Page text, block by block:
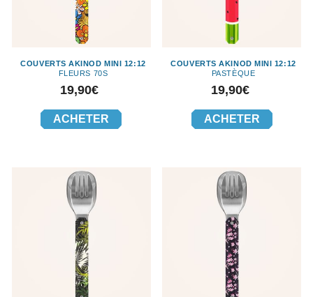
COUVERTS AKINOD MINI 12:12
FLEURS 70S
Prix
19,90€
ACHETER
COUVERTS AKINOD MINI 12:12
PASTÈQUE
Prix
19,90€
ACHETER